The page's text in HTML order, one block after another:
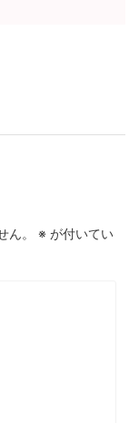
。 ※ が付いてい